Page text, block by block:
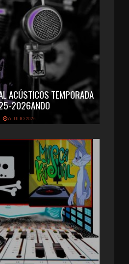
ACÚSTICOS TEMPORADA
2026ANDO
6 JULIO 2026